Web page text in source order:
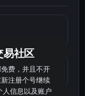
易社区
费，并且不开
注册个号继续
人信息以及账户